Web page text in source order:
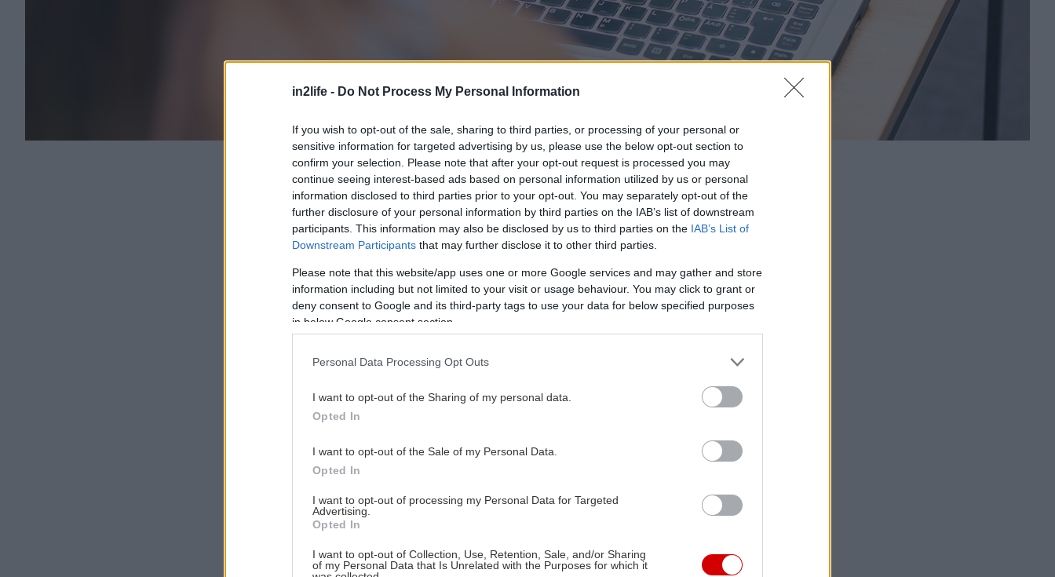
in2life - Do Not Process My Personal Information
If you wish to opt-out of the sale, sharing to third parties, or processing of your personal or
sensitive information for targeted advertising by us, please use the below opt-out section to
confirm your selection. Please note that after your opt-out request is processed you may
continue seeing interest-based ads based on personal information utilized by us or personal
information disclosed to third parties prior to your opt-out. You may separately opt-out of the
further disclosure of your personal information by third parties on the IAB’s list of downstream
participants. This information may also be disclosed by us to third parties on the IAB’s List of
Downstream Participants that may further disclose it to other third parties.
Please note that this website/app uses one or more Google services and may gather and store
information including but not limited to your visit or usage behaviour. You may click to grant or
deny consent to Google and its third-party tags to use your data for below specified purposes
in below Google consent section.
Personal Data Processing Opt Outs
I want to opt-out of the Sharing of my personal data.
Opted In
I want to opt-out of the Sale of my Personal Data.
Opted In
I want to opt-out of processing my Personal Data for Targeted
Advertising.
Opted In
I want to opt-out of Collection, Use, Retention, Sale, and/or Sharing
of my Personal Data that Is Unrelated with the Purposes for which it